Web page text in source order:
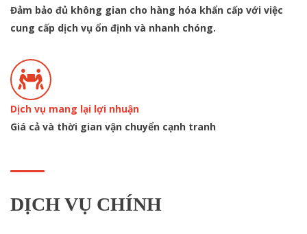
Đảm bảo đủ không gian cho hàng hóa khẩn cấp với việc
cung cấp dịch vụ ổn định và nhanh chóng.
Dịch vụ mang lại lợi nhuận
Giá cả và thời gian vận chuyển cạnh tranh
DỊCH VỤ CHÍNH